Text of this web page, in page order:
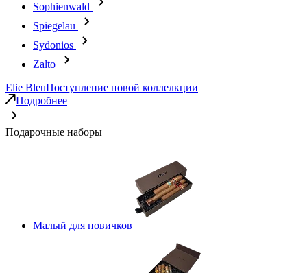
Sophienwald
Spiegelau
Sydonios
Zalto
Elie BleuПоступление новой коллелкции
Подробнее
Подарочные наборы
Малый для новичков